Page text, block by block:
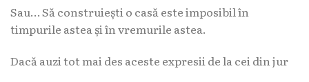
Sau… Să construiești o casă este imposibil în
timpurile astea și în vremurile astea.
Dacă auzi tot mai des aceste expresii de la cei din jur